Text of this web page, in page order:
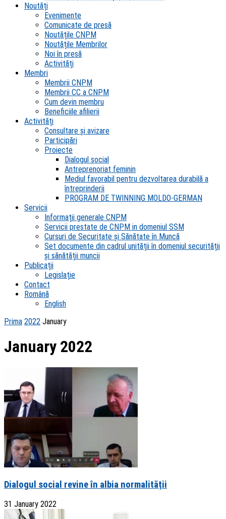
Noutăți
Evenimente
Comunicate de presă
Noutățile CNPM
Noutățile Membrilor
Noi în presă
Activități
Membri
Membrii CNPM
Membrii CC a CNPM
Cum devin membru
Beneficiile afilierii
Activități
Consultare și avizare
Participări
Proiecte
Dialogul social
Antreprenoriat feminin
Mediul favorabil pentru dezvoltarea durabilă a
întreprinderii
PROGRAM DE TWINNING MOLDO-GERMAN
Servicii
Informații generale CNPM
Servicii prestate de CNPM in domeniul SSM
Cursuri de Securitate și Sănătate în Muncă
Set documente din cadrul unității în domeniul securității
și sănătății muncii
Publicații
Legislație
Contact
Română
English
Prima 2022 January
January 2022
Dialogul social revine în albia normalității
31 January 2022